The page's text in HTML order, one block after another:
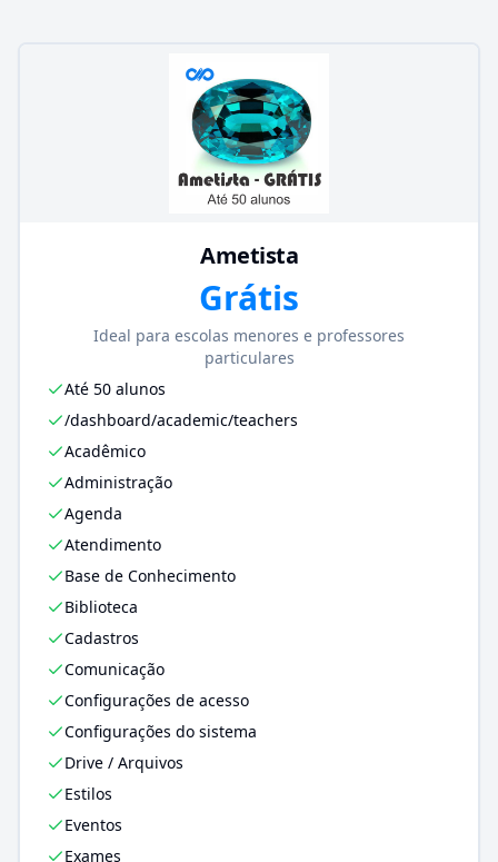
Ametista
Grátis
Ideal para escolas menores e professores
particulares
Até 50 alunos
/dashboard/academic/teachers
Acadêmico
Administração
Agenda
Atendimento
Base de Conhecimento
Biblioteca
Cadastros
Comunicação
Configurações de acesso
Configurações do sistema
Drive / Arquivos
Estilos
Eventos
Exames